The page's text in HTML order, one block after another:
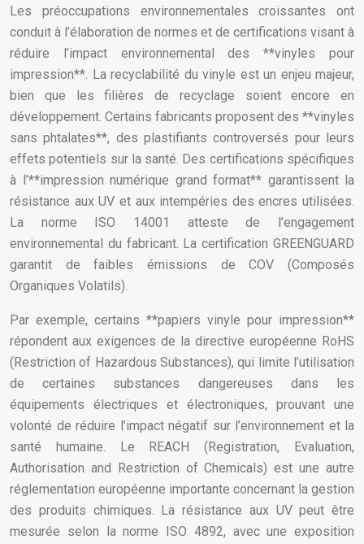
Les préoccupations environnementales croissantes ont
conduit à l’élaboration de normes et de certifications visant à
réduire l’impact environnemental des **vinyles pour
impression**. La recyclabilité du vinyle est un enjeu majeur,
bien que les filières de recyclage soient encore en
développement. Certains fabricants proposent des **vinyles
sans phtalates**, des plastifiants controversés pour leurs
effets potentiels sur la santé. Des certifications spécifiques
à l’**impression numérique grand format** garantissent la
résistance aux UV et aux intempéries des encres utilisées.
La norme ISO 14001 atteste de l’engagement
environnemental du fabricant. La certification GREENGUARD
garantit de faibles émissions de COV (Composés
Organiques Volatils).
Par exemple, certains **papiers vinyle pour impression**
répondent aux exigences de la directive européenne RoHS
(Restriction of Hazardous Substances), qui limite l’utilisation
de certaines substances dangereuses dans les
équipements électriques et électroniques, prouvant une
volonté de réduire l’impact négatif sur l’environnement et la
santé humaine. Le REACH (Registration, Evaluation,
Authorisation and Restriction of Chemicals) est une autre
réglementation européenne importante concernant la gestion
des produits chimiques. La résistance aux UV peut être
mesurée selon la norme ISO 4892, avec une exposition